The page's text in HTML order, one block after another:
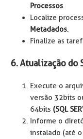
Processos.
Localize
Metadados.
Finalize as
6. Atualização do
Execute o
versão 32bits
64bits (SQL
Informe o
instalado (até